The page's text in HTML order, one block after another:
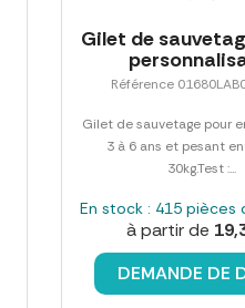
Gilet de
Référence
Gilet de sauvetage pour
3 à 6 ans et pesant
30kg.Test :...
En stock : 415 pièces
à partir de
DEMANDE DE